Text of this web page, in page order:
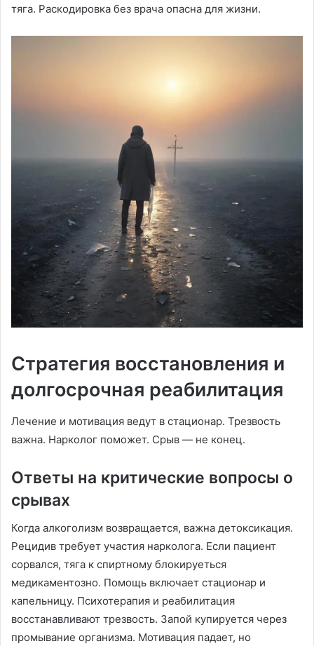
тяга. Раскодировка без врача опасна для жизни.
Стратегия восстановления и
долгосрочная реабилитация
Лечение и мотивация ведут в стационар. Трезвость
важна. Нарколог поможет. Срыв — не конец.
Ответы на критические вопросы о
срывах
Когда алкоголизм возвращается, важна детоксикация.
Рецидив требует участия нарколога. Если пациент
сорвался, тяга к спиртному блокируеться
медикаментозно. Помощь включает стационар и
капельницу. Психотерапия и реабилитация
восстанавливают трезвость. Запой купируется через
промывание организма. Мотивация падает, но